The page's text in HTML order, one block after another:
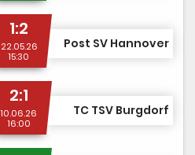
1:2
22.05.26
15:30
Post SV Hannover
2:1
10.06.26
16:00
TC TSV Burgdorf